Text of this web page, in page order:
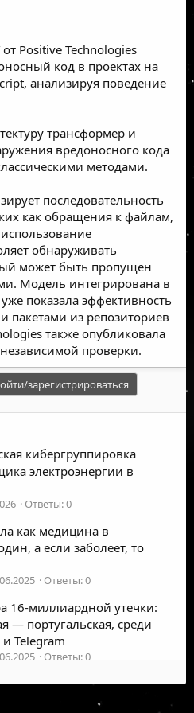
Positive Technologies
код в проектах на
анализируя поведение
трансформер и
вредоносного кода
методами.
последовательность
как обращения к файлам,
обнаруживать
может быть пропущен
Модель интегрирована в
показала эффективность
пакетами из репозиториев
также опубликовала
проверки.
зарегистрироваться
кибергруппировка
электроэнергии в
Ответы: 0
как медицина в
а если заболеет, то
Ответы: 0
16-миллиардной утечки:
— португальская, среди
Telegram
Ответы: 0
предложила работу
из Санкт-
Все права защищены.